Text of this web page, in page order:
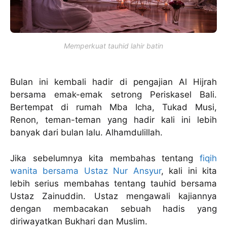
Memperkuat tauhid lahir batin
Bulan ini kembali hadir di pengajian Al Hijrah
bersama emak-emak setrong Periskasel Bali.
Bertempat di rumah Mba Icha, Tukad Musi,
Renon, teman-teman yang hadir kali ini lebih
banyak dari bulan lalu. Alhamdulillah.
Jika sebelumnya kita membahas tentang fiqih
wanita bersama Ustaz Nur Ansyur, kali ini kita
lebih serius membahas tentang tauhid bersama
Ustaz Zainuddin. Ustaz mengawali kajiannya
dengan membacakan sebuah hadis yang
diriwayatkan Bukhari dan Muslim.